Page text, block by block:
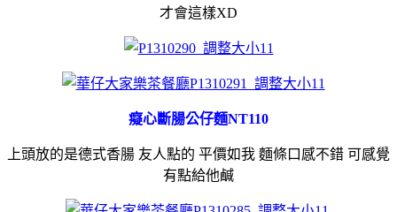
才會這樣XD
癡心斷腸公仔麵NT110
上頭放的是德式香腸 友人點的 平價如我 麵條口感不錯 可感覺
有點給他鹹